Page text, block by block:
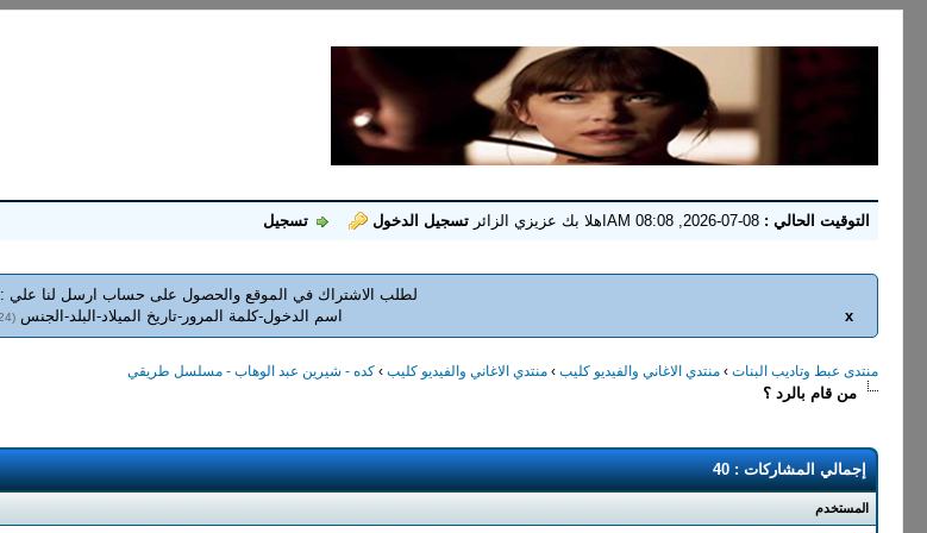
التوقيت الحالي : 08-07-2026, 08:08 AM اهلا بك عزيزي الزائرتسجيل الدخول تسجيل
لطلب الاشتراك في الموقع والحصول على حساب ارسل لنا علي :
اسم الدخول-كلمة المرور-تاريخ الميلاد-البلد-الجنس (December 22, 2024) x
منتدى عبط وتاديب البنات ›منتدي الاغاني والفيديو كليب ›منتدي الاغاني والفيديو كليب ›كده - شيرين عبد الوهاب - مسلسل طريقي
من قام بالرد ؟
إجمالي المشاركات : 40
المستخدم